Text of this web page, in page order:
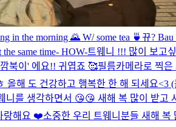
in the morning 🌄 W/ some tea 🍵 뀨?
the same time- HOW-트웨니 !!! 많이 보고
북이' 에요!! 귀엽죠 🥰필름카메라로 찍
올해 도 건강하고 행복한 한 해 되세요<3
니를 생각하면서 😘😘 새해 복 많이 받
랑해요 ❤️소중한 우리 트웨니분들 새해